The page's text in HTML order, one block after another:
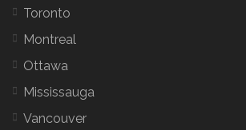
Toronto
Montreal
Ottawa
Mississauga
Vancouver